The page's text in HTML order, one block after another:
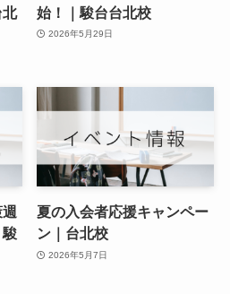
始！｜駿台台北校
2026年5月29日
夏の入会者応援キャンペー
ン｜台北校
2026年5月7日